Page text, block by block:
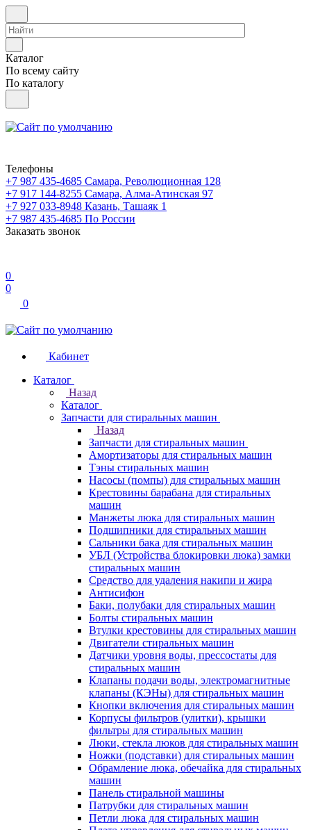
Каталог
По всему сайту
По каталогу
Телефоны
+7 987 435-4685 Самара, Революционная 128
+7 917 144-8255 Самара, Алма-Атинская 97
+7 927 033-8948 Казань, Ташаяк 1
+7 987 435-4685 По России
Заказать звонок
0
0
0
Кабинет
Каталог
Назад
Каталог
Запчасти для стиральных машин
Назад
Запчасти для стиральных машин
Амортизаторы для стиральных машин
Тэны стиральных машин
Насосы (помпы) для стиральных машин
Крестовины барабана для стиральных
машин
Манжеты люка для стиральных машин
Подшипники для стиральных машин
Сальники бака для стиральных машин
УБЛ (Устройства блокировки люка) замки
стиральных машин
Средство для удаления накипи и жира
Антисифон
Баки, полубаки для стиральных машин
Болты стиральных машин
Втулки крестовины для стиральных машин
Двигатели стиральных машин
Датчики уровня воды, прессостаты для
стиральных машин
Клапаны подачи воды, электромагнитные
клапаны (КЭНы) для стиральных машин
Кнопки включения для стиральных машин
Корпусы фильтров (улитки), крышки
фильтры для стиральных машин
Люки, стекла люков для стиральных машин
Ножки (подставки) для стиральных машин
Обрамление люка, обечайка для стиральных
машин
Панель стиральной машины
Патрубки для стиральных машин
Петли люка для стиральных машин